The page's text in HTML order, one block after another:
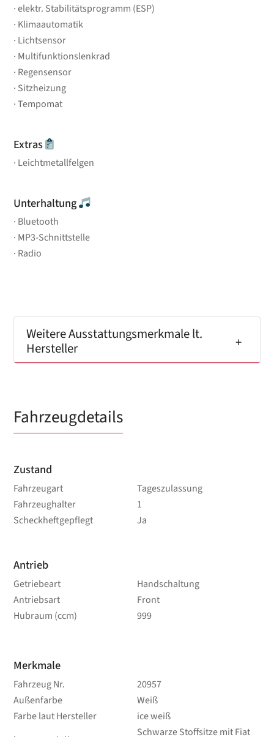
elektr. Stabilitätsprogramm (ESP)
Klimaautomatik
Lichtsensor
Multifunktionslenkrad
Regensensor
Sitzheizung
Tempomat
Extras
Leichtmetallfelgen
Unterhaltung
Bluetooth
MP3-Schnittstelle
Radio
Weitere Ausstattungsmerkmale lt.
Hersteller
Fahrzeugdetails
Zustand
Fahrzeugart
Tageszulassung
Fahrzeughalter
1
Scheckheftgepflegt
Ja
Antrieb
Getriebeart
Handschaltung
Antriebsart
Front
Hubraum (ccm)
999
Merkmale
Fahrzeug Nr.
20957
Außenfarbe
Weiß
Farbe laut Hersteller
ice weiß
Schwarze Stoffsitze mit Fiat